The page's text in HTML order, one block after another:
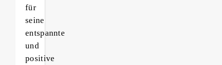
für
seine
entspannte
und
positive